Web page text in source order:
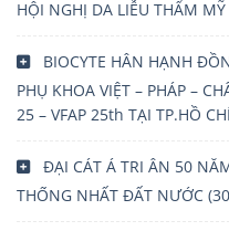
HỘI NGHỊ DA LIỄU THẨM
BIOCYTE HÂN HẠNH
PHỤ KHOA VIỆT – PHÁP –
25 – VFAP 25th TẠI TP.HỒ
ĐẠI CÁT Á TRI ÂN 50
THỐNG NHẤT ĐẤT NƯỚC